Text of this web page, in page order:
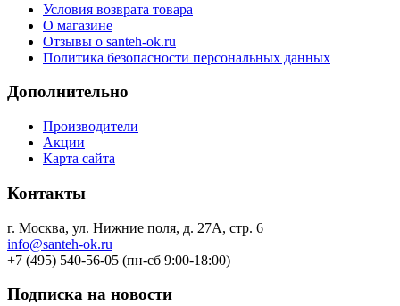
Условия возврата товара
О магазине
Отзывы о santeh-ok.ru
Политика безопасности персональных данных
Дополнительно
Производители
Акции
Карта сайта
Контакты
г. Москва, ул. Нижние поля, д. 27А, стр. 6
info@santeh-ok.ru
+7 (495) 540-56-05 (пн-сб 9:00-18:00)
Подписка на новости